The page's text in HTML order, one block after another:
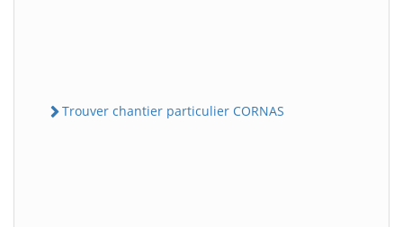
Trouver chantier particulier CORNAS